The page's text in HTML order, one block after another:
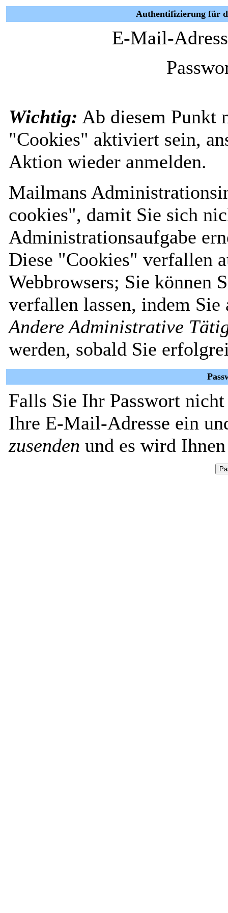
Authentifizierung für
E-Mail-
Wichtig: Ab diesem Punkt
"Cookies" aktiviert sein,
Aktion wieder anmelden.
Mailmans
cookies", damit Sie sich
Administrationsaufgabe
Diese "Cookies" verfallen
Webbrowsers; Sie können
verfallen lassen, indem
Andere Administrative
werden, sobald Sie
Falls Sie Ihr Passwort
Ihre E-Mail-Adresse ein
zusenden und es wird